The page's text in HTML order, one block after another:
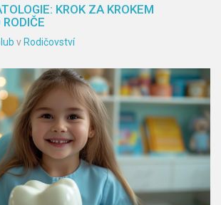
KROK ZA KROKEM
v Rodičovství